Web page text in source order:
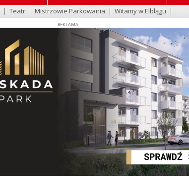
Teatr Mistrzowie Parkowania Witamy w Elblągu
REKLAMA